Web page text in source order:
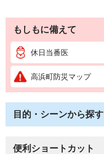
もしもに備えて
休日当番医
高浜町防災マップ
目的・シーンから探す
便利ショートカット